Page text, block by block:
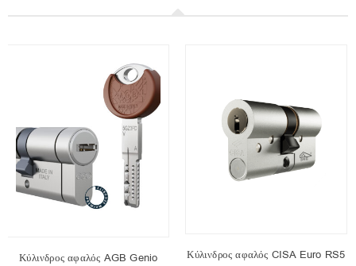
Κύλινδρος αφαλός AGB Genio Κύλινδρος αφαλός CISA Euro RS5